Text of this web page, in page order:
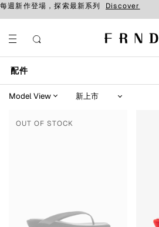
每週新作登場，探索最新系列 Discover
配件
OUT OF STOCK